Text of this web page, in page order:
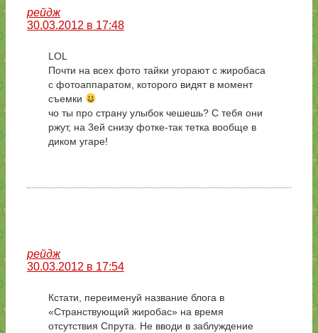
рейдж
30.03.2012 в 17:48
LOL
Почти на всех фото тайки угорают с жиробаса
с фотоаппаратом, которого видят в момент
съемки
чо ты про страну улыбок чешешь? С тебя они
ржут, на 3ей снизу фотке-так тетка вообще в
диком угаре!
рейдж
30.03.2012 в 17:54
Кстати, переименуй название блога в
«Странствующий жиробас» на время
отсутствия Спрута. Не вводи в заблуждение